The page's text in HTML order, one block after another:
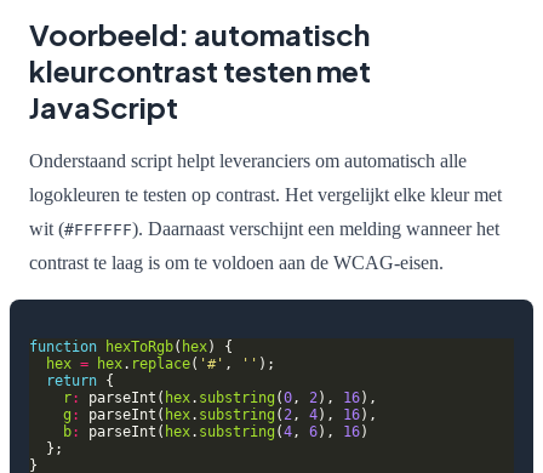
Voorbeeld: automatisch
kleurcontrast testen met
JavaScript
Onderstaand script helpt leveranciers om automatisch alle
logokleuren te testen op contrast. Het vergelijkt elke kleur met
wit (#FFFFFF). Daarnaast verschijnt een melding wanneer het
contrast te laag is om te voldoen aan de WCAG-eisen.
function hexToRgb( hex
hex = hex. replace( '#' , ''
return
r: parseInt( hex. substring (0 , 2 ), 16
g : parseInt( hex. substring ( 2 , 4), 16
b: parseInt( hex. substring (4 , 6), 16